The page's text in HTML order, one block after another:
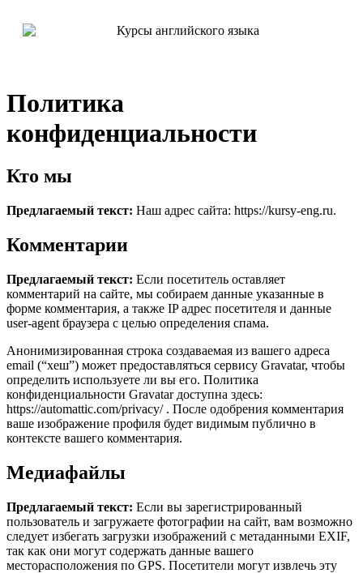
Политика
конфиденциальности
Кто мы
Предлагаемый текст: Наш адрес сайта: https://kursy-eng.ru.
Комментарии
Предлагаемый текст: Если посетитель оставляет
комментарий на сайте, мы собираем данные указанные в
форме комментария, а также IP адрес посетителя и данные
user-agent браузера с целью определения спама.
Анонимизированная строка создаваемая из вашего адреса
email (“хеш”) может предоставляться сервису Gravatar, чтобы
определить используете ли вы его. Политика
конфиденциальности Gravatar доступна здесь:
https://automattic.com/privacy/ . После одобрения комментария
ваше изображение профиля будет видимым публично в
контексте вашего комментария.
Медиафайлы
Предлагаемый текст: Если вы зарегистрированный
пользователь и загружаете фотографии на сайт, вам возможно
следует избегать загрузки изображений с метаданными EXIF,
так как они могут содержать данные вашего
месторасположения по GPS. Посетители могут извлечь эту